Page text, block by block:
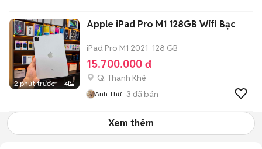
2 phút trước 4
Apple iPad Pro M1 128GB Wifi Bạc
iPad Pro M1 2021 128 GB
15.700.000 đ
Q. Thanh Khê
Anh Thư 3 đã bán
Xem thêm